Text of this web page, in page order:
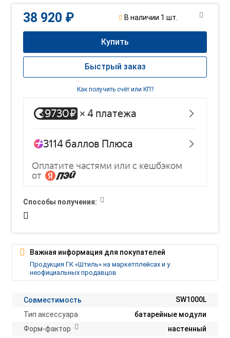
Совместимость
SW1000L
Тип аксессуара
батарейные модули
Форм-фактор
настенный
38 920 ₽ В наличии 1 шт.
Купить
Быстрый заказ
Как получить счёт или КП?
Способы получения:
Важная информация для покупателей
Продукция ГК «Штиль» на маркетплейсах и у
неофициальных продавцов